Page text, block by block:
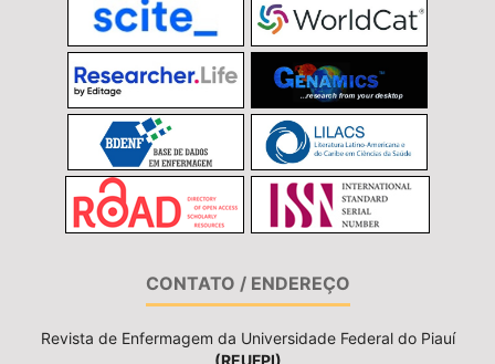
CONTATO / ENDEREÇO
Revista de Enfermagem da Universidade Federal do Piauí
(REUFPI)